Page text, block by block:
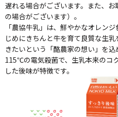
遅れる場合がございます。また、
の場合がございます）。
「農協牛乳」は、鮮やかなオレン
じめにきちんと牛を育て良質な生
きたいという「酪農家の想い」を
115℃の電気殺菌で、生乳本来のコ
した後味が特徴です。